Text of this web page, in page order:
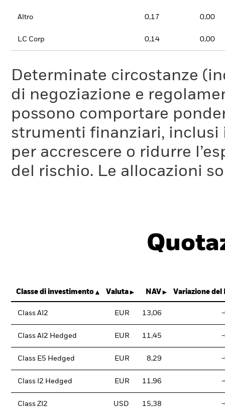
Altro 0,17 0,00
LC Corp 0,14 0,00
Determinate circostanze
di negoziazione e
possono comportare
strumenti finanziari, inclusi
per accrescere o ridurre
del rischio. Le allocazioni
Classe di investimento Valuta NAV Variazione del
Class AI2 EUR 13,06
Class AI2 Hedged EUR 11,45
Class E5 Hedged EUR 8,29
Class I2 Hedged EUR 11,96
Class ZI2 USD 15,38